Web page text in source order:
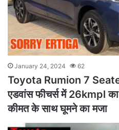
January 24, 2024 62
Toyota Rumion 7
एडवांस फीचर्स में 26kmpl का
कीमत के साथ घूमने का मजा